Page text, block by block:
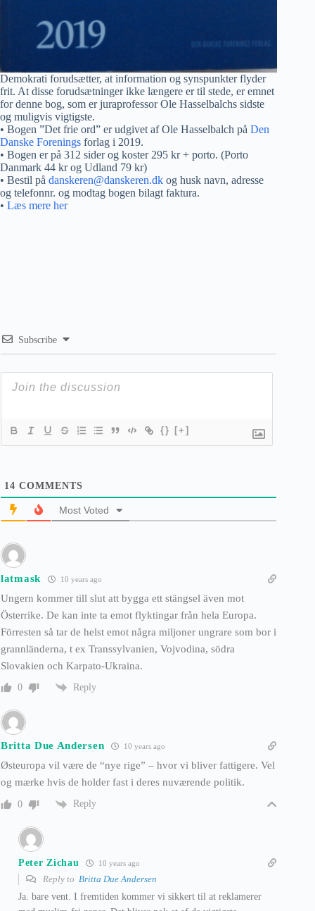
Demokrati forudsætter, at information og synspunkter flyder
frit. At disse forudsætninger ikke længere er til stede, er emnet
for denne bog, som er juraprofessor Ole Hasselbalchs sidste
og muligvis vigtigste.
• Bogen ”Det frie ord” er udgivet af Ole Hasselbalch på Den
Danske Forenings forlag i 2019.
• Bogen er på 312 sider og koster 295 kr + porto. (Porto
Danmark 44 kr og Udland 79 kr)
• Bestil på danskeren@danskeren.dk og husk navn, adresse
og telefonnr. og modtag bogen bilagt faktura.
• Læs mere her
Subscribe
{} [+]
14 COMMENTS
Most Voted
latmask 10 years ago
Ungern kommer till slut att bygga ett stängsel även mot
Österrike. De kan inte ta emot flyktingar från hela Europa.
Förresten så tar de helst emot några miljoner ungrare som bor i
grannländerna, t ex Transsylvanien, Vojvodina, södra
Slovakien och Karpato-Ukraina.
0 Reply
Britta Due Andersen 10 years ago
Østeuropa vil være de “nye rige” – hvor vi bliver fattigere. Vel
og mærke hvis de holder fast i deres nuværende politik.
0 Reply
Peter Zichau 10 years ago
Reply to Britta Due Andersen
Ja. bare vent. I fremtiden kommer vi sikkert til at reklamerer